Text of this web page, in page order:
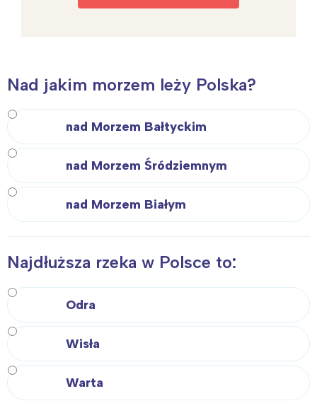
Nad jakim morzem leży Polska?
nad Morzem Bałtyckim
nad Morzem Śródziemnym
nad Morzem Białym
Najdłuższa rzeka w Polsce to:
Odra
Wisła
Warta